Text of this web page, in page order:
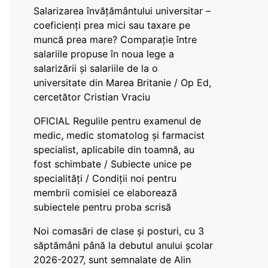
Salarizarea învățământului universitar –
coeficienți prea mici sau taxare pe
muncă prea mare? Comparație între
salariile propuse în noua lege a
salarizării și salariile de la o
universitate din Marea Britanie / Op Ed,
cercetător Cristian Vraciu
OFICIAL Regulile pentru examenul de
medic, medic stomatolog și farmacist
specialist, aplicabile din toamnă, au
fost schimbate / Subiecte unice pe
specialități / Condiții noi pentru
membrii comisiei ce elaborează
subiectele pentru proba scrisă
Noi comasări de clase și posturi, cu 3
săptămâni până la debutul anului școlar
2026-2027, sunt semnalate de Alin